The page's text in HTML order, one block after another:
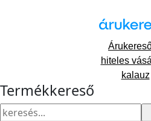
hiteles
kalauz
Termékkereső